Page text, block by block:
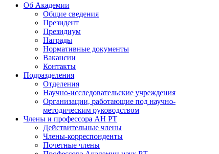
Об Академии
Общие сведения
Президент
Президиум
Награды
Нормативные документы
Вакансии
Контакты
Подразделения
Отделения
Научно-исследовательские учреждения
Организации, работающие под научно-
методическим руководством
Члены и профессора АН РТ
Действительные члены
Члены-корреспонденты
Почетные члены